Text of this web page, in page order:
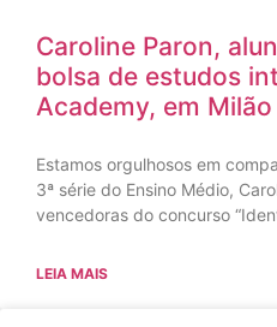
Caroline Paron,
bolsa de estudos
Academy, em Milão
Estamos orgulhosos em
3ª série do Ensino Médio,
vencedoras do concurso
LEIA MAIS